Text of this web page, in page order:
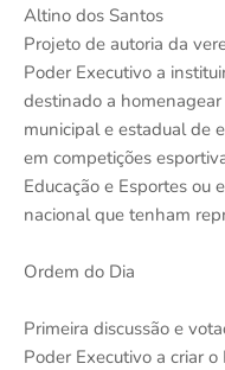
Altino dos Santos
Projeto de autoria da
Poder Executivo a
destinado a
municipal e estadual de
em competições
Educação e Esportes ou
nacional que tenham
Ordem do Dia
Primeira discussão e
Poder Executivo a criar